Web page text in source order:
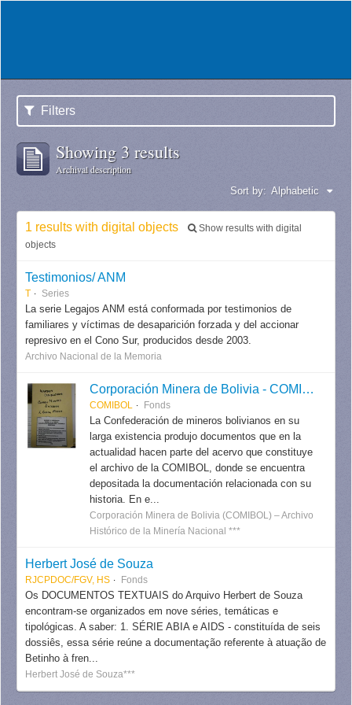
Filters
Showing 3 results
Archival description
Sort by: Alphabetic
1 results with digital objects
Show results with digital
objects
Testimonios/ ANM
T Series
La serie Legajos ANM está conformada por testimonios de
familiares y víctimas de desaparición forzada y del accionar
represivo en el Cono Sur, producidos desde 2003.
Archivo Nacional de la Memoria
Corporación Minera de Bolivia - COMIBOL
COMIBOL Fonds
La Confederación de mineros bolivianos en su
larga existencia produjo documentos que en la
actualidad hacen parte del acervo que constituye
el archivo de la COMIBOL, donde se encuentra
depositada la documentación relacionada con su
historia. En e...
Corporación Minera de Bolivia (COMIBOL) – Archivo
Histórico de la Minería Nacional ***
Herbert José de Souza
RJCPDOC/FGV, HS Fonds
Os DOCUMENTOS TEXTUAIS do Arquivo Herbert de Souza
encontram-se organizados em nove séries, temáticas e
tipológicas. A saber: 1. SÉRIE ABIA e AIDS - constituída de seis
dossiês, essa série reúne a documentação referente à atuação de
Betinho à fren...
Herbert José de Souza***